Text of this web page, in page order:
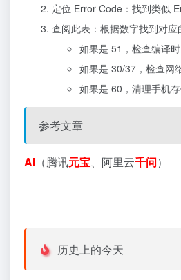
定位 Error Code：找到类似
查阅此表：根据数字找到对应
如果是 51，检查编译
如果是 30/37，检查网
如果是 60，清理手机
参考文章
AI （腾讯元宝、阿里云千问）
历史上的今天